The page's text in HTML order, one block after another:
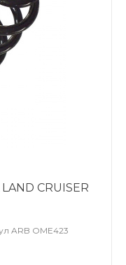
CRUISER
ARB OME423